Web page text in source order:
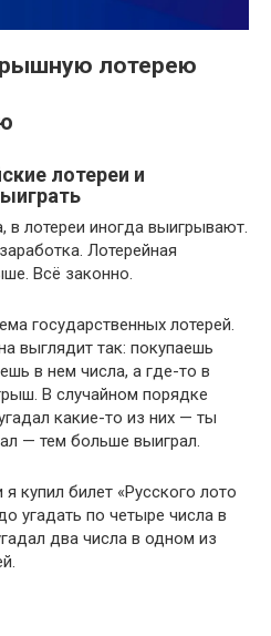
лотерею
лотереи и
в лотереи иногда выигрывают.
Лотерейная
Всё законно.
государственных лотерей.
выглядит так: покупаешь
в нем числа, а где-то в
В случайном порядке
какие-то из них — ты
— тем больше выиграл.
купил билет «Русского лото
угадать по четыре числа в
два числа в одном из